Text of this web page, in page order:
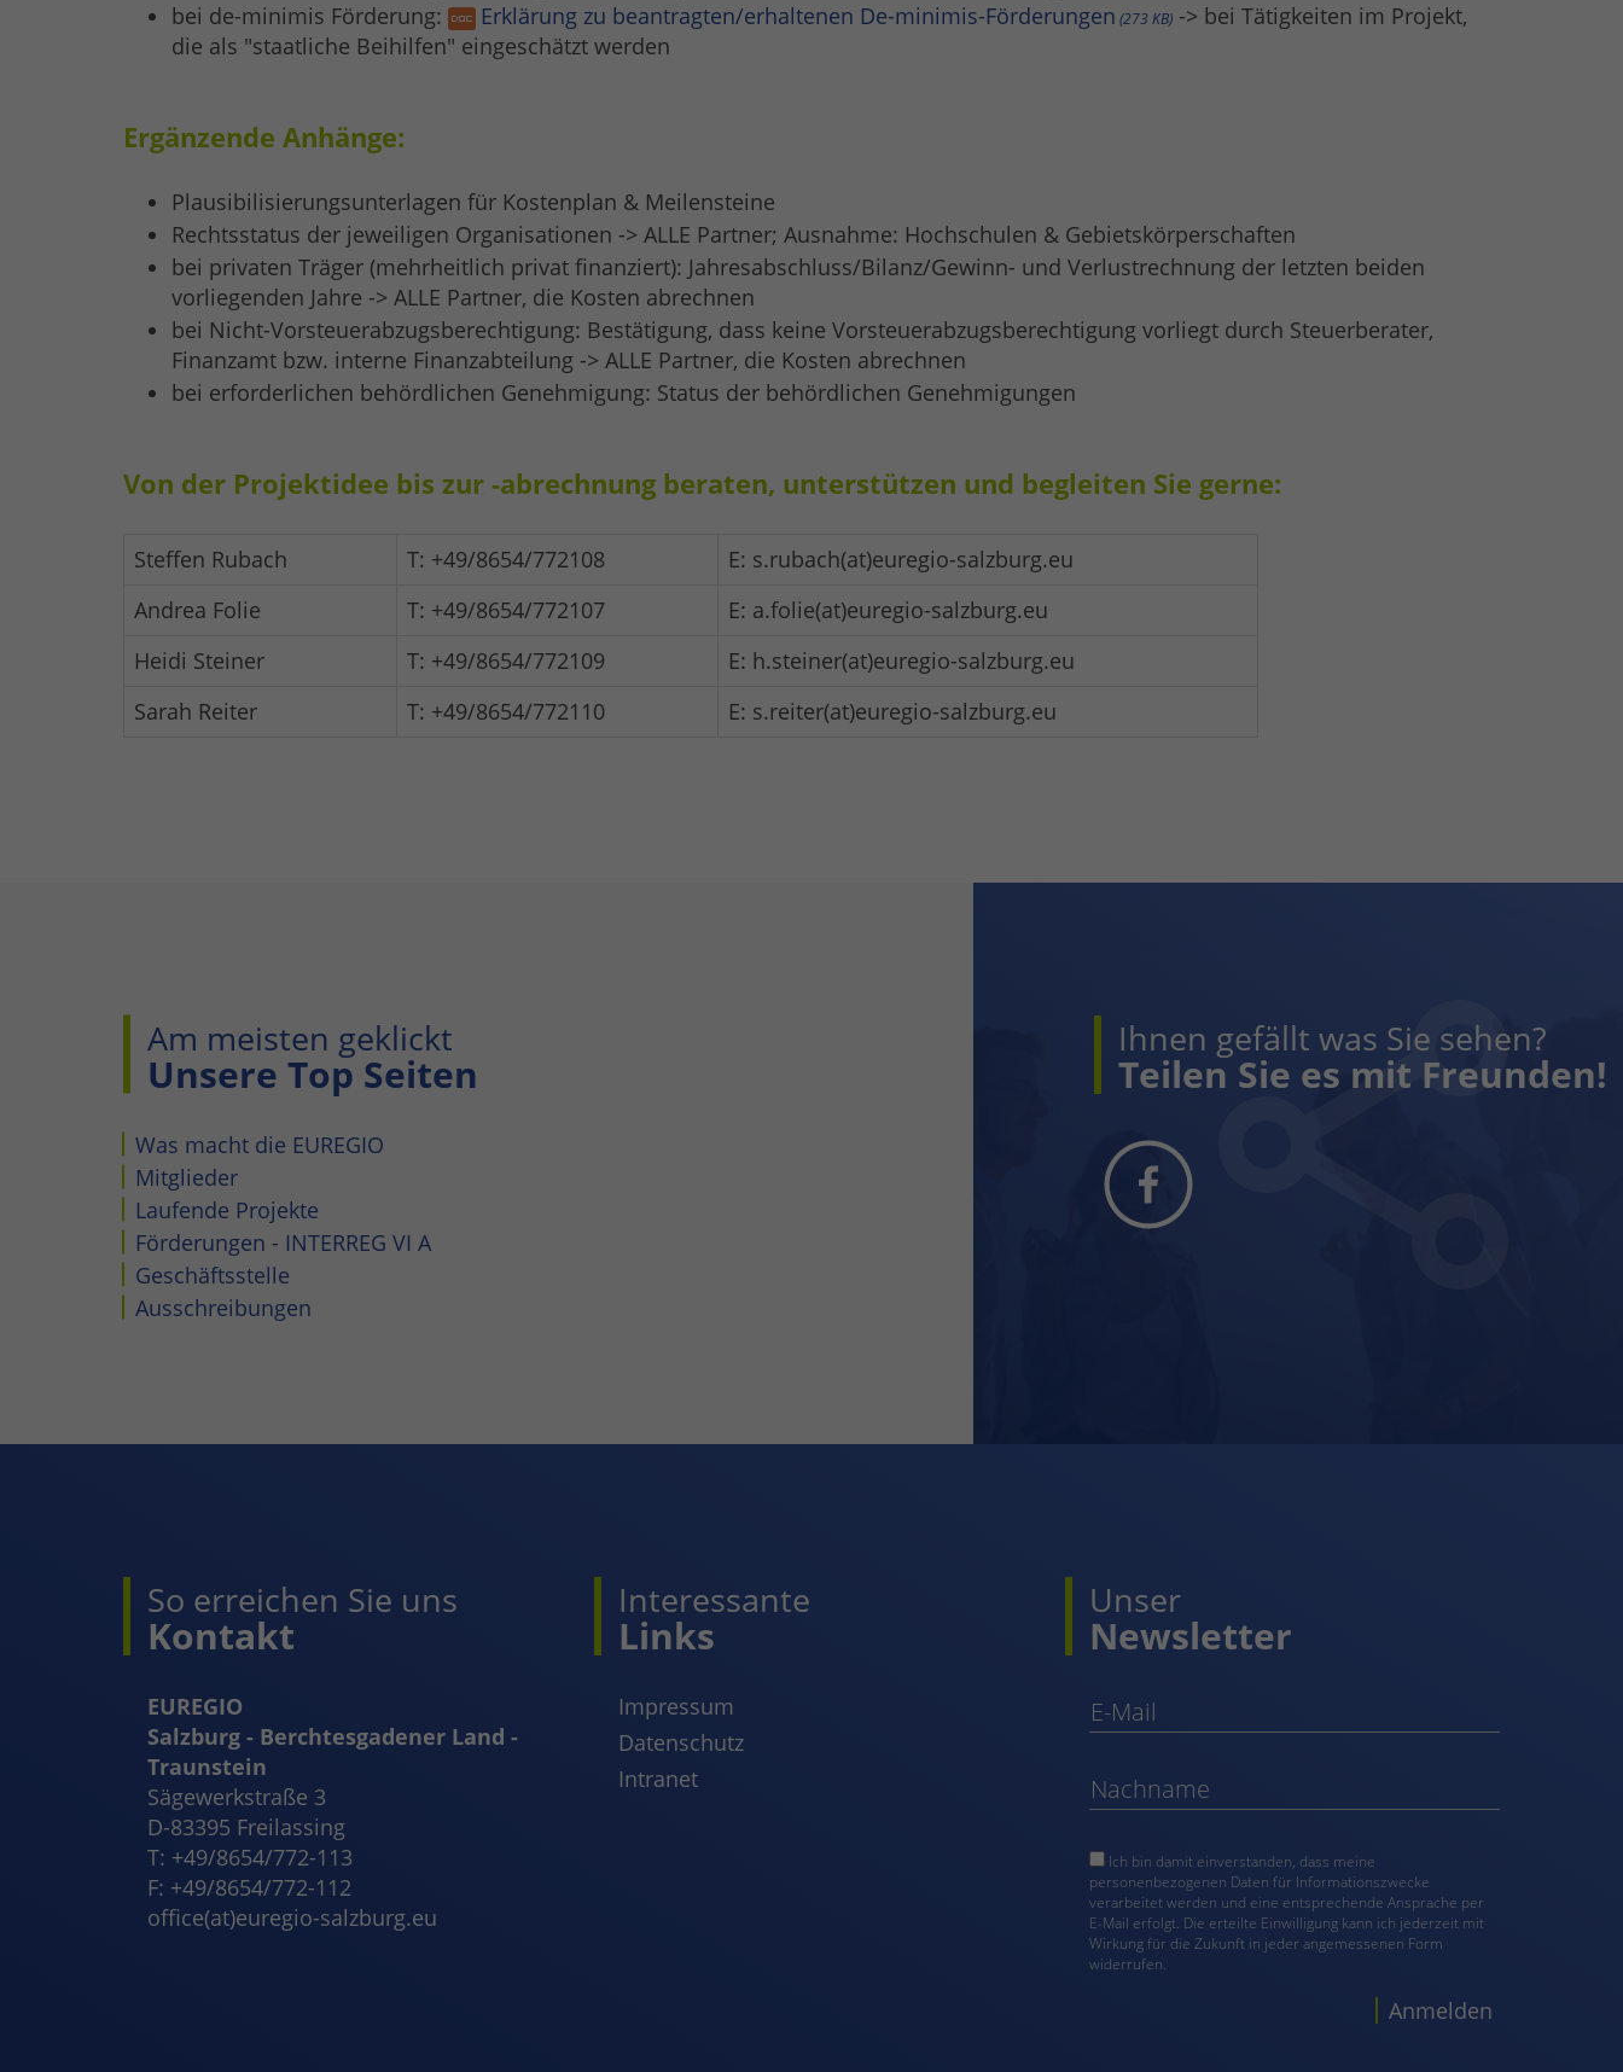
bei de-minimis Förderung:
Erklärung zu beantragten/erhaltenen De-minimis-Förderungen 273 KB -> bei Tätigkeiten im Projekt,
die als "staatliche Beihilfen" eingeschätzt werden
Ergänzende Anhänge:
Plausibilisierungsunterlagen für Kostenplan & Meilensteine
Rechtsstatus der jeweiligen Organisationen -> ALLE Partner; Ausnahme: Hochschulen & Gebietskörperschaften
bei privaten Träger (mehrheitlich privat finanziert): Jahresabschluss/Bilanz/Gewinn- und Verlustrechnung der letzten beiden
vorliegenden Jahre -> ALLE Partner, die Kosten abrechnen
bei Nicht-Vorsteuerabzugsberechtigung: Bestätigung, dass keine Vorsteuerabzugsberechtigung vorliegt durch Steuerberater,
Finanzamt bzw. interne Finanzabteilung -> ALLE Partner, die Kosten abrechnen
bei erforderlichen behördlichen Genehmigung: Status der behördlichen Genehmigungen
Von der Projektidee bis zur -abrechnung beraten, unterstützen und begleiten Sie gerne:
Steffen Rubach T: +49/8654/772108
E: s.rubach(at)euregio-salzburg.eu
Andrea Folie
T: +49/8654/772107
E: a.folie(at)euregio-salzburg.eu
Heidi Steiner
T: +49/8654/772109
E: h.steiner(at)euregio-salzburg.eu
Sarah Reiter
T: +49/8654/772110 E: s.reiter(at)euregio-salzburg.eu
Am meisten geklickt
Unsere Top Seiten
Was macht die EUREGIO
Mitglieder
Laufende Projekte
Förderungen - INTERREG VI A
Geschäftsstelle
Ausschreibungen
Ihnen gefällt was Sie sehen?
Teilen Sie es mit Freunden!
So erreichen Sie uns
Kontakt
EUREGIO
Salzburg - Berchtesgadener Land -
Traunstein
Sägewerkstraße 3
D-83395 Freilassing
T: +49/8654/772-113
F: +49/8654/772-112
office(at)euregio-salzburg.eu
Interessante
Links
Impressum
Datenschutz
Intranet
Unser
Newsletter
Ich bin damit einverstanden, dass meine
personenbezogenen Daten für Informationszwecke
verarbeitet werden und eine entsprechende Ansprache per
E-Mail erfolgt. Die erteilte Einwilligung kann ich jederzeit mit
Wirkung für die Zukunft in jeder angemessenen Form
widerrufen.
Anmelden